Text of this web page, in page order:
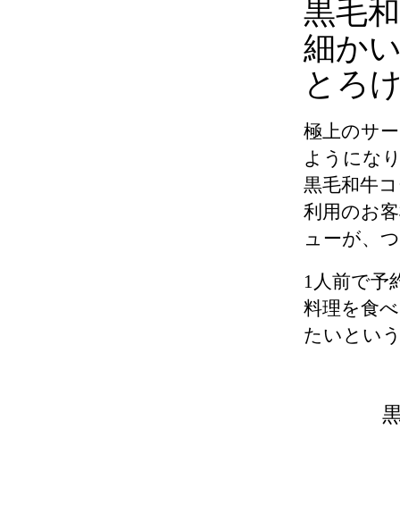
黒毛
細か
とろ
極上のサ
ようにな
黒毛和牛
利用のお
ューが、
1人前で予
料理を食
たいとい